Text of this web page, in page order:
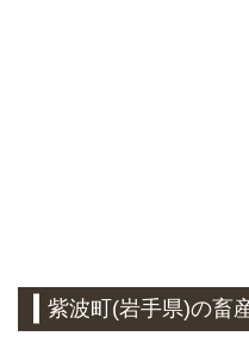
紫波町(岩手県)の畜